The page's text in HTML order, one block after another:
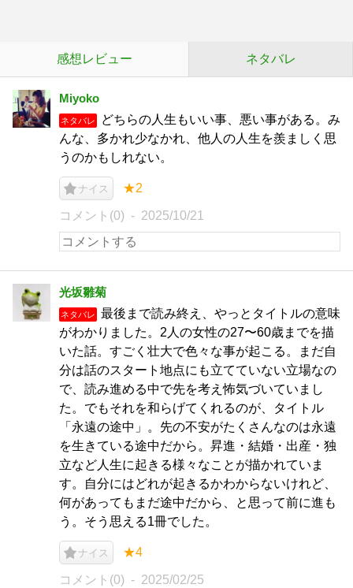
感想レビュー ネタバレ
Miyoko
ネタバレ
どちらの人生もいい事、悪い事がある。み
んな、多かれ少なかれ、他人の人生を羨ましく思
うのかもしれない。
ナイス ★2
コメント(0) 2025/10/21
光坂雛菊
ネタバレ
最後まで読み終え、やっとタイトルの意味
がわかりました。2人の女性の27〜60歳までを描
いた話。すごく壮大で色々な事が起こる。まだ自
分は話のスタート地点にも立てていない立場なの
で、読み進める中で先を考え怖気づいていまし
た。でもそれを和らげてくれるのが、タイトル
「永遠の途中」。先の不安がたくさんなのは永遠
を生きている途中だから。昇進・結婚・出産・独
立など人生に起きる様々なことが描かれていま
す。自分にはどれが起きるかわからないけれど、
何があってもまだ途中だから、と思って前に進も
う。そう思える1冊でした。
ナイス ★4
コメント(0) 2025/02/25